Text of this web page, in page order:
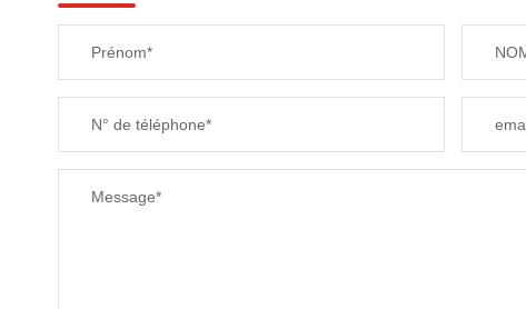
RESTAURANTS ET CAFÉS
Prénom*
N° de téléphone*
Message*